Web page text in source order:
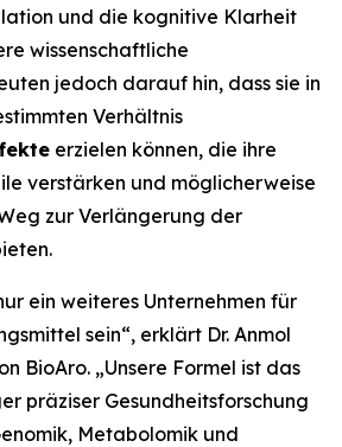
und die kognitive Klarheit
wissenschaftliche
jedoch darauf hin, dass sie in
Verhältnis
erzielen können, die ihre
verstärken und möglicherweise
zur Verlängerung der
ein weiteres Unternehmen für
sein“, erklärt Dr. Anmol
BioAro. „Unsere Formel ist das
präziser Gesundheitsforschung
Metabolomik und